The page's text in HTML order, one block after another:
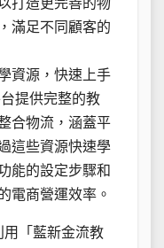
打造更完善的物
滿足不同顧客的
資源，快速上手
提供完整的教
合物流，涵蓋平
這些資源快速學
能的設定步驟和
電商營運效率。
「藍新金流教